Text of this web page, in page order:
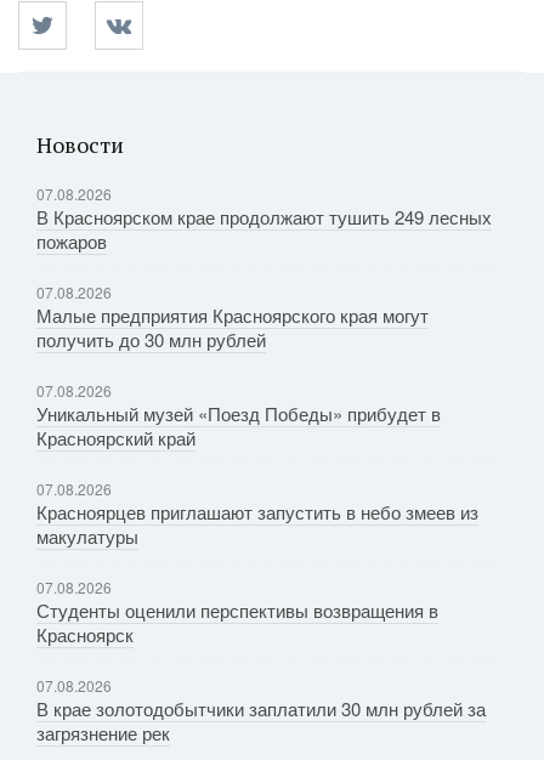
Новости
07.08.2026
В Красноярском крае продолжают тушить 249 лесных
пожаров
07.08.2026
Малые предприятия Красноярского края могут
получить до 30 млн рублей
07.08.2026
Уникальный музей «Поезд Победы» прибудет в
Красноярский край
07.08.2026
Красноярцев приглашают запустить в небо змеев из
макулатуры
07.08.2026
Студенты оценили перспективы возвращения в
Красноярск
07.08.2026
В крае золотодобытчики заплатили 30 млн рублей за
загрязнение рек